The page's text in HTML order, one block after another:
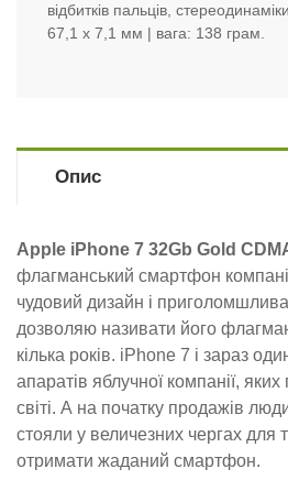
відбитків пальців,
67,1 x 7,1 мм | вага: 138 грам.
Опис
Apple iPhone 7 32Gb Gold
флагманський смартфон
чудовий дизайн і приголомшлива
дозволяю називати його
кілька років. iPhone 7 і зараз
апаратів яблучної компанії,
світі. А на початку продажів
стояли у величезних чергах
отримати жаданий смартфон.